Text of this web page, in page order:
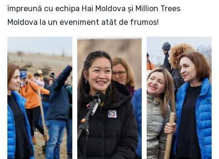
împreună cu echipa Hai Moldova și Million Trees
Moldova la un eveniment atât de frumos!